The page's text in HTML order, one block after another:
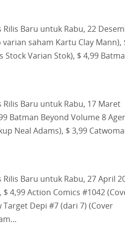
Baru untuk Rabu, 22
saham Kartu Clay Mann),
Varian Stok), $ 4,99
Baru untuk Rabu, 17 Maret
Batman Beyond Volume 8
Neal Adams), $ 3,99
Baru untuk Rabu, 27 April
4,99 Action Comics #1042
Depi #7 (dari 7) (Cover